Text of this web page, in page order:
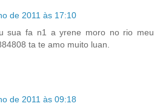
de 2011 às 17:10
sua fa n1 a yrene moro no rio meu
ta te amo muito luan.
de 2011 às 09:18